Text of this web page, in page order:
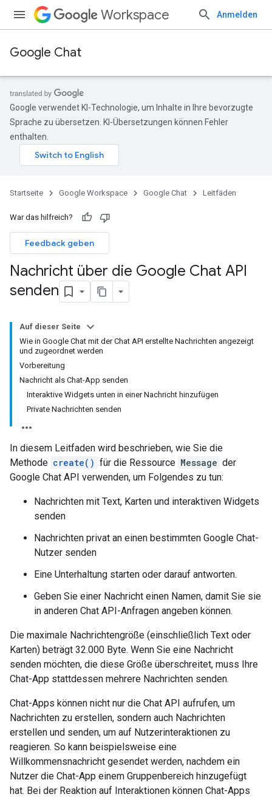
Workspace Anmelden
Google Chat
Google verwendet KI-Technologie, um Inhalte in Ihre bevorzugte
Sprache zu übersetzen. KI-Übersetzungen können Fehler
enthalten.
Startseite Google Workspace Google Chat Leitfäden
War das hilfreich?
Feedback geben
Nachricht über die Google Chat API
senden
Auf dieser Seite
Wie in Google Chat mit der Chat API erstellte Nachrichten angezeigt
und zugeordnet werden
Vorbereitung
Nachricht als Chat-App senden
Interaktive Widgets unten in einer Nachricht hinzufügen
Private Nachrichten senden
In diesem Leitfaden wird beschrieben, wie Sie die
Methode create() für die Ressource Message der
Google Chat API verwenden, um Folgendes zu tun:
Nachrichten mit Text, Karten und interaktiven Widgets
senden
Nachrichten privat an einen bestimmten Google Chat-
Nutzer senden
Eine Unterhaltung starten oder darauf antworten.
Geben Sie einer Nachricht einen Namen, damit Sie sie
in anderen Chat API-Anfragen angeben können.
Die maximale Nachrichtengröße (einschließlich Text oder
Karten) beträgt 32.000 Byte. Wenn Sie eine Nachricht
senden möchten, die diese Größe überschreitet, muss Ihre
Chat-App stattdessen mehrere Nachrichten senden.
Chat-Apps können nicht nur die Chat API aufrufen, um
Nachrichten zu erstellen, sondern auch Nachrichten
erstellen und senden, um auf Nutzerinteraktionen zu
reagieren. So kann beispielsweise eine
Willkommensnachricht gesendet werden, nachdem ein
Nutzer die Chat-App einem Gruppenbereich hinzugefügt
hat. Bei der Reaktion auf Interaktionen können Chat-Apps